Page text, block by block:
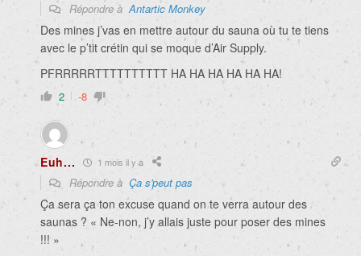
Répondre àAntartic Monkey
Des mines j’vas en mettre autour du sauna où tu te tiens
avec le p’tit crétin qui se moque d’Air Supply.
PFRRRRRTTTTTTTTTT HA HA HA HA HA HA!
2 -8
Euh... 1 mois il y a
Répondre à Ça s'peut pas
Ça sera ça ton excuse quand on te verra autour des
saunas ? « Ne-non, j’y allais juste pour poser des mines
!!! »